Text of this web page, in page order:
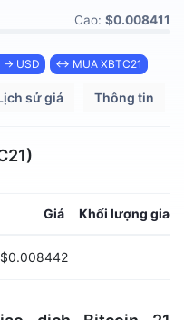
Cao: $0.008411
→ USD ↔ MUA XBTC21
sử giá Thông tin
Giá Khối lượng giao
$0.008442